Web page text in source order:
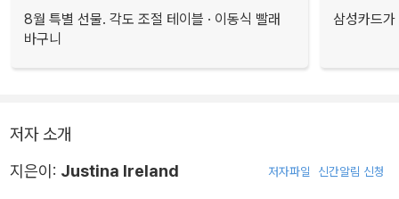
8월 특별 선물. 각도 조절 테이블 · 이동식 빨래
바구니
삼성카드
저자 소개
지은이: Justina Ireland 저자파일 신간알림 신청